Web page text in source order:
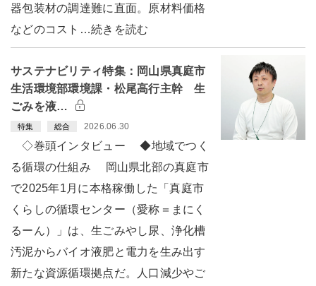
器包装材の調達難に直面。原材料価格
などのコスト…続きを読む
サステナビリティ特集：岡山県真庭市
生活環境部環境課・松尾高行主幹 生
ごみを液…
特集 総合 2026.06.30
◇巻頭インタビュー ◆地域でつく
る循環の仕組み 岡山県北部の真庭市
で2025年1月に本格稼働した「真庭市
くらしの循環センター（愛称＝まにく
るーん）」は、生ごみやし尿、浄化槽
汚泥からバイオ液肥と電力を生み出す
新たな資源循環拠点だ。人口減少やご